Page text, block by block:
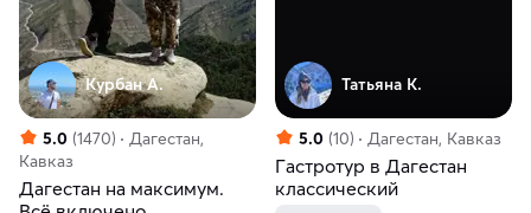
Курбан А.
5.0 (1470)
Дагестан,
Кавказ
Дагестан на максимум.
Татьяна К.
5.0 (10) Дагестан, Кавказ
Гастротур в Дагестан
классический